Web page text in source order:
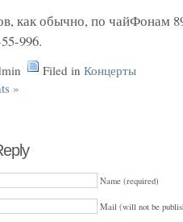
как обычно, по чайФонам
996.
Filed in Концерты
»
Name (required)
Mail (will not be